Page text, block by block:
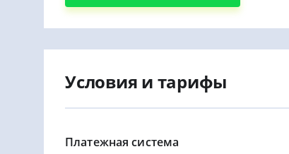
Условия и тарифы
Платежная система